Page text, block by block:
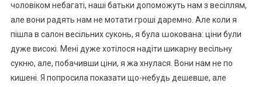
чоловіком небагаті, наші батьки допоможуть нам з весіллям,
але вони радять нам не мотати гроші даремно. Але коли я
пішла в салон весільних суконь, я була աокована: ціни були
дуже високі. Мені дуже хотілося надіти шикарну весільну
сукню, але, побачивши ціни, я жа хнулася. Вони нам не по
кишені. Я попросила показати що-небудь дешевше, але